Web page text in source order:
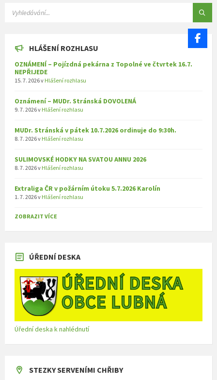
HLÁŠENÍ ROZHLASU
OZNÁMENÍ – Pojízdná pekárna z Topolné ve čtvrtek 16.7.
NEPŘIJEDE
15. 7. 2026v Hlášení rozhlasu
Oznámení – MUDr. Stránská DOVOLENÁ
9. 7. 2026v Hlášení rozhlasu
MUDr. Stránská v pátek 10.7.2026 ordinuje do 9:30h.
8. 7. 2026v Hlášení rozhlasu
SULIMOVSKÉ HODKY NA SVATOU ANNU 2026
8. 7. 2026v Hlášení rozhlasu
Extraliga ČR v požárním útoku 5.7.2026 Karolín
1. 7. 2026v Hlášení rozhlasu
ZOBRAZIT VÍCE
ÚŘEDNÍ DESKA
Úřední deska k nahlédnutí
STEZKY SERVENÍMI CHŘIBY